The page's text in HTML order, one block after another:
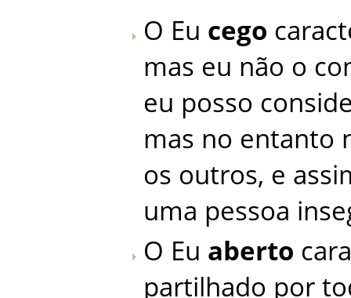
O Eu cego
mas eu não o
eu posso
mas no entanto
os outros, e
uma pessoa
O Eu aberto
partilhado por